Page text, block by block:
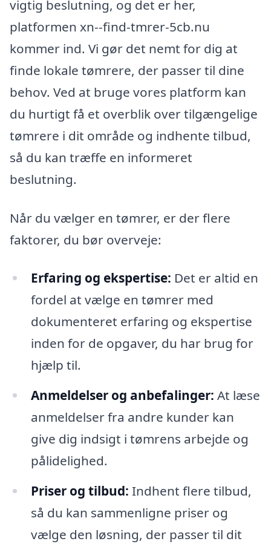
vigtig beslutning, og det er her,
platformen xn--find-tmrer-5cb.nu
kommer ind. Vi gør det nemt for dig at
finde lokale tømrere, der passer til dine
behov. Ved at bruge vores platform kan
du hurtigt få et overblik over tilgængelige
tømrere i dit område og indhente tilbud,
så du kan træffe en informeret
beslutning.
Når du vælger en tømrer, er der flere
faktorer, du bør overveje:
Erfaring og ekspertise: Det er altid en
fordel at vælge en tømrer med
dokumenteret erfaring og ekspertise
inden for de opgaver, du har brug for
hjælp til.
Anmeldelser og anbefalinger: At læse
anmeldelser fra andre kunder kan
give dig indsigt i tømrens arbejde og
pålidelighed.
Priser og tilbud: Indhent flere tilbud,
så du kan sammenligne priser og
vælge den løsning, der passer til dit